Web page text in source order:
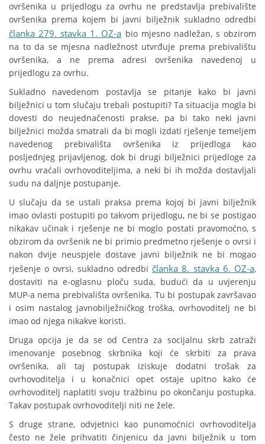
ovršenika u prijedlogu za ovrhu ne predstavlja prebivalište
ovršenika prema kojem bi javni bilježnik sukladno odredbi
članka 279. stavka 1. OZ-a bio mjesno nadležan, s obzirom
na to da se mjesna nadležnost utvrđuje prema prebivalištu
ovršenika, a ne prema adresi ovršenika navedenoj u
prijedlogu za ovrhu.
Sukladno navedenom postavlja se pitanje kako bi javni
bilježnici u tom slučaju trebali postupiti? Ta situacija mogla bi
dovesti do neujednačenosti prakse, pa bi tako neki javni
bilježnici možda smatrali da bi mogli izdati rješenje temeljem
navedenog prebivališta ovršenika iz prijedloga kao
posljednjeg prijavljenog, dok bi drugi bilježnici prijedloge za
ovrhu vraćali ovrhovoditeljima, a neki bi ih možda dostavljali
sudu na daljnje postupanje.
U slučaju da se ustali praksa prema kojoj bi javni bilježnik
imao ovlasti postupiti po takvom prijedlogu, ne bi se postigao
nikakav učinak i rješenje ne bi moglo postati pravomoćno, s
obzirom da ovršenik ne bi primio predmetno rješenje o ovrsi i
nakon dvije neuspjele dostave javni bilježnik ne bi mogao
rješenje o ovrsi, sukladno odredbi članka 8. stavka 6. OZ-a,
dostaviti na e-oglasnu ploču suda, budući da u uvjerenju
MUP-a nema prebivališta ovršenika. Tu bi postupak završavao
i osim nastalog javnobilježničkog troška, ovrhovoditelj ne bi
imao od njega nikakve koristi.
Druga opcija je da se od Centra za socijalnu skrb zatraži
imenovanje posebnog skrbnika koji će skrbiti za prava
ovršenika, ali taj postupak iziskuje dodatni trošak za
ovrhovoditelja i u konačnici opet ostaje upitno kako će
ovrhovoditelj naplatiti svoju tražbinu po okončanju postupka.
Takav postupak ovrhovoditelji niti ne žele.
S druge strane, odvjetnici kao punomoćnici ovrhovoditelja
često ne žele prihvatiti činjenicu da javni bilježnik u tom